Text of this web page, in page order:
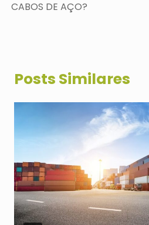
CABOS DE AÇO?
Posts Similares